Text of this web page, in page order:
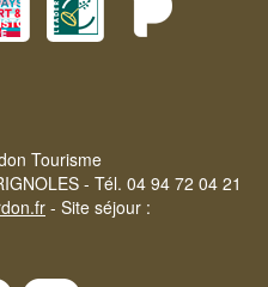
Tourisme
- Tél. 04 94 72 04 21
- Site séjour :